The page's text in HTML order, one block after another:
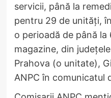
servicii, până la
pentru 29 de unități,
o perioadă de până la
magazine, din
Prahova (o unitate),
ANPC în comunicatul